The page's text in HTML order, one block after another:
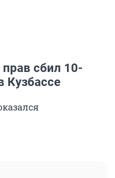
сбил 10-
Кузбассе